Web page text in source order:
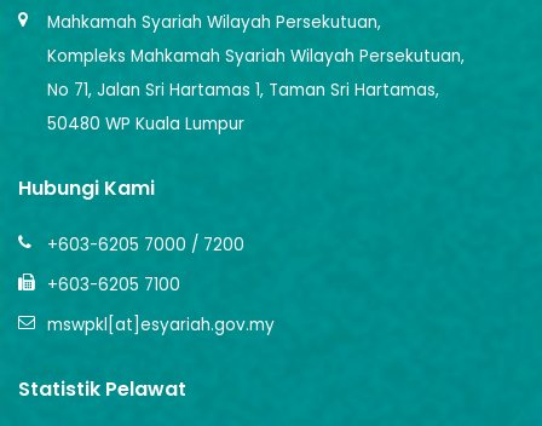
Mahkamah Syariah Wilayah Persekutuan,
Kompleks Mahkamah Syariah Wilayah Persekutuan,
No 71, Jalan Sri Hartamas 1, Taman Sri Hartamas,
50480 WP Kuala Lumpur
Hubungi Kami
+603-6205 7000 / 7200
+603-6205 7100
mswpkl[at]esyariah.gov.my
Statistik Pelawat